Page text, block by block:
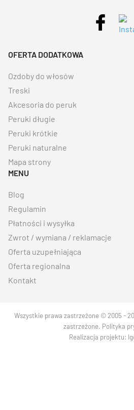
OFERTA DODATKOWA
Ozdoby do włosów
Treski
Akcesoria do peruk
Peruki długie
Peruki krótkie
Peruki naturalne
Mapa strony
MENU
Blog
Regulamin
Płatności i wysyłka
Zwrot / wymiana / reklamacje
Oferta uzupełniająca
Oferta regionalna
Kontakt
Wszystkie prawa zastrzeżone © 2005 -
zastrzeżone. Polityka
Realizacja projektu: